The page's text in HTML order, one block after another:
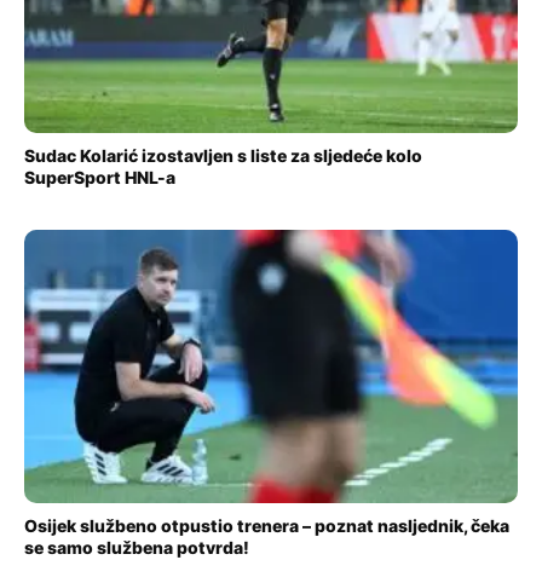
Sudac Kolarić izostavljen s liste za sljedeće kolo
SuperSport HNL-a
Osijek službeno otpustio trenera – poznat nasljednik, čeka
se samo službena potvrda!